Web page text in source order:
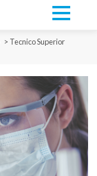
> Tecnico Superior